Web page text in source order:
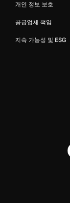
개인 정보 보호
공급업체 책임
지속 가능성 및 ESG